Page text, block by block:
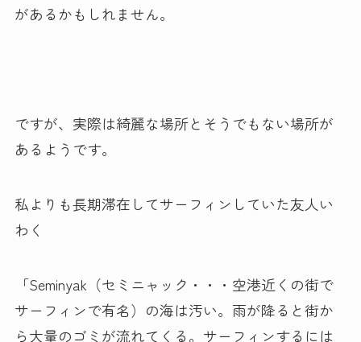
があるかもしれません。
ですが、実際は綺麗な場所とそうでもない場所が
あるようです。
私よりも長期滞在してサーフィンしていた友人い
わく
「Seminyak（セミニャック・・・空港近くの街で
サーフィンで有名）の海は汚い。雨が降ると街か
ら大量のゴミが流れてくる。サーフィンするには